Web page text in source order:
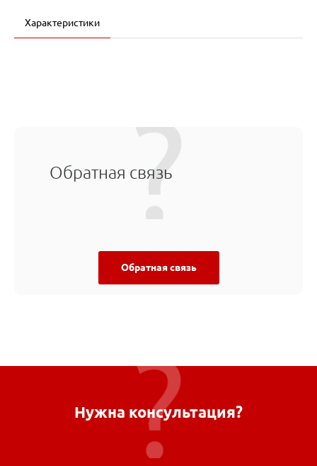
Характеристики
Обратная связь
Обратная связь
Нужна консультация?